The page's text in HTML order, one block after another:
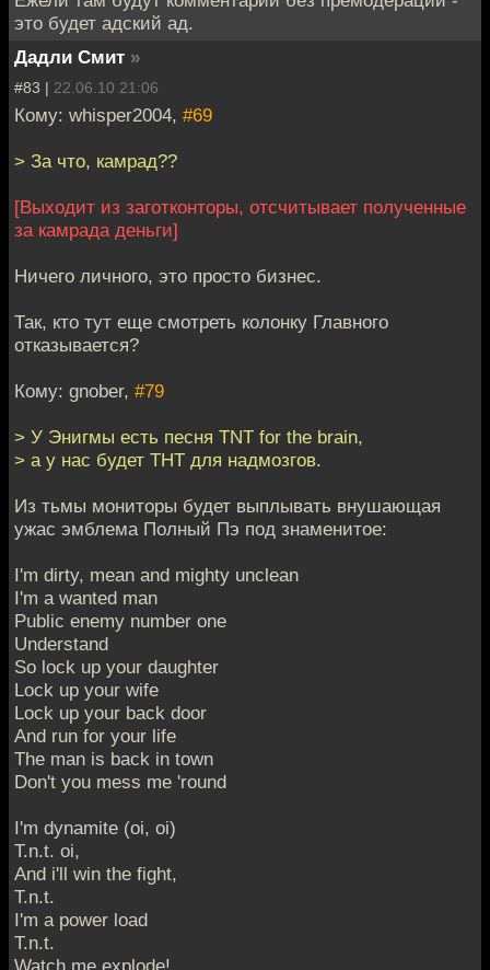
это будет адский ад.
Дадли Смит »
#83 | 22.06.10 21:06
Кому: whisper2004, #69
> За что, камрад??
[Выходит из заготконторы, отсчитывает полученные
за камрада деньги]
Ничего личного, это просто бизнес.
Так, кто тут еще смотреть колонку Главного
отказывается?
Кому: gnober, #79
> У Энигмы есть песня TNT for the brain,
> а у нас будет ТНТ для надмозгов.
Из тьмы мониторы будет выплывать внушающая
ужас эмблема Полный Пэ под знаменитое:
I'm dirty, mean and mighty unclean
I'm a wanted man
Public enemy number one
Understand
So lock up your daughter
Lock up your wife
Lock up your back door
And run for your life
The man is back in town
Don't you mess me 'round
I'm dynamite (oi, oi)
T.n.t. oi,
And i'll win the fight,
T.n.t.
I'm a power load
T.n.t.